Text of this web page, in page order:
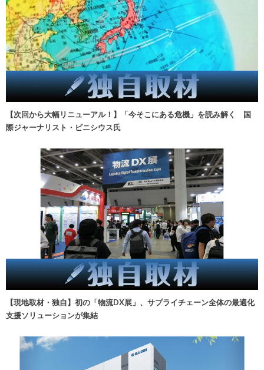
【次回から大幅リニューアル！】「今そこにある危機」を読み解く 国
際ジャーナリスト・ビニシウス氏
【現地取材・独自】初の「物流DX展」、サプライチェーン全体の最適化
支援ソリューションが集結